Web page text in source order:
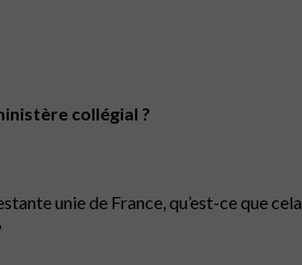
collégial ?
unie de France, qu’est-ce que